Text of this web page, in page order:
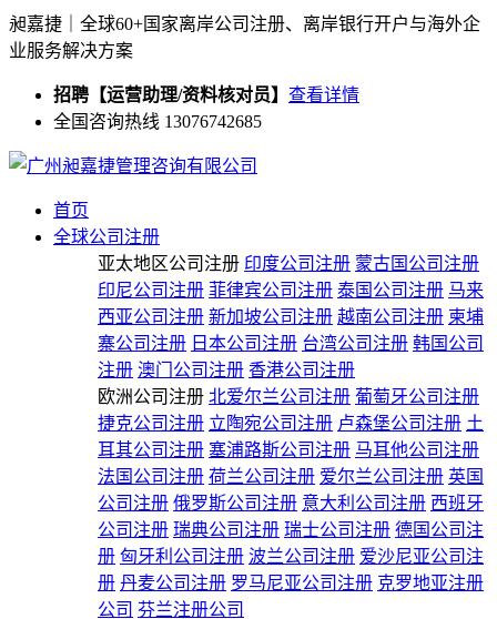
昶嘉捷｜全球60+国家离岸公司注册、离岸银行开户与海外企
业服务解决方案
招聘【运营助理/资料核对员】 查看详情
全国咨询热线 13076742685
首页
全球公司注册
亚太地区公司注册 印度公司注册 蒙古国公司注册
印尼公司注册 菲律宾公司注册 泰国公司注册 马来
西亚公司注册 新加坡公司注册 越南公司注册 柬埔
寨公司注册 日本公司注册 台湾公司注册 韩国公司
注册 澳门公司注册 香港公司注册
欧洲公司注册 北爱尔兰公司注册 葡萄牙公司注册
捷克公司注册 立陶宛公司注册 卢森堡公司注册 土
耳其公司注册 塞浦路斯公司注册 马耳他公司注册
法国公司注册 荷兰公司注册 爱尔兰公司注册 英国
公司注册 俄罗斯公司注册 意大利公司注册 西班牙
公司注册 瑞典公司注册 瑞士公司注册 德国公司注
册 匈牙利公司注册 波兰公司注册 爱沙尼亚公司注
册 丹麦公司注册 罗马尼亚公司注册 克罗地亚注册
公司 芬兰注册公司